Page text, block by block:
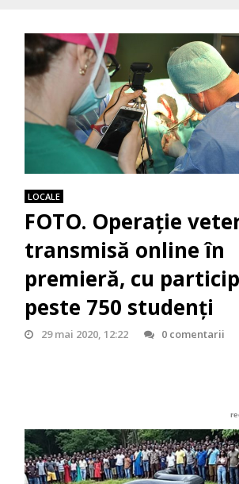
LOCALE
FOTO. Operație
transmisă online în
premieră, cu
peste 750 studenți
29 mai 2020, 12:22 0 comentarii